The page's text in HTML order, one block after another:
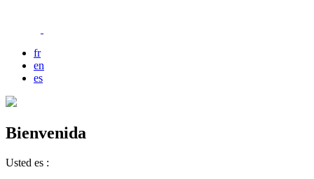
fr
en
es
Bienvenida
Usted es :